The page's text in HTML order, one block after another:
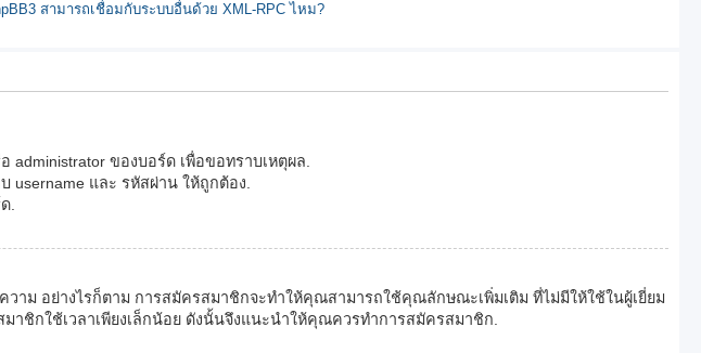
สามารถเชื่อมกับระบบอื่นด้วย XML-RPC ไหม?
ของบอร์ด เพื่อขอทราบเหตุผล.
และ รหัสผ่าน ให้ถูกต้อง.
.
ม อย่างไรก็ตาม การสมัครสมาชิกจะทำให้คุณสามารถใช้คุณลักษณะเพิ่มเติม ที่ไม่มีให้ใช้ในผู้เยี่ยม
าชิกใช้เวลาเพียงเล็กน้อย ดังนั้นจึงแนะนำให้คุณควรทำการสมัครสมาชิก.